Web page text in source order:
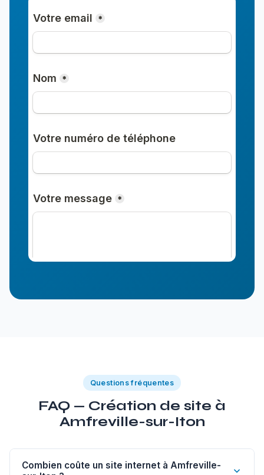
Questions fréquentes
FAQ — Création de site à
Amfreville-sur-Iton
Combien coûte un site internet à Amfreville-